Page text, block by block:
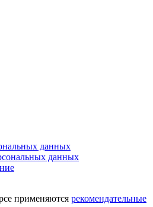
данных
данных
применяются рекомендательные